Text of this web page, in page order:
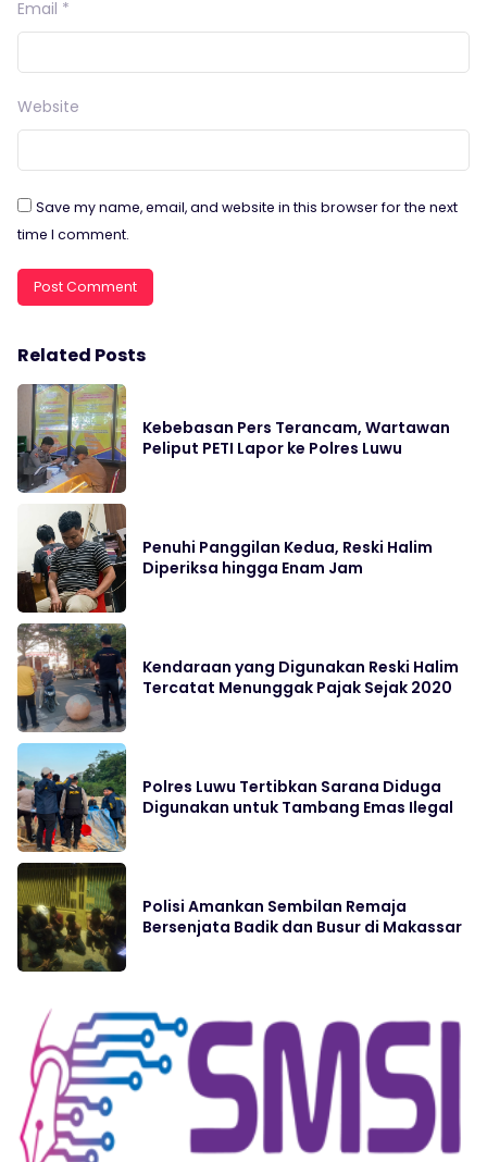
Email *
Website
Save my name, email, and website in this browser for the next
time I comment.
Related Posts
Kebebasan Pers Terancam, Wartawan
Peliput PETI Lapor ke Polres Luwu
Penuhi Panggilan Kedua, Reski Halim
Diperiksa hingga Enam Jam
Kendaraan yang Digunakan Reski Halim
Tercatat Menunggak Pajak Sejak 2020
Polres Luwu Tertibkan Sarana Diduga
Digunakan untuk Tambang Emas Ilegal
Polisi Amankan Sembilan Remaja
Bersenjata Badik dan Busur di Makassar